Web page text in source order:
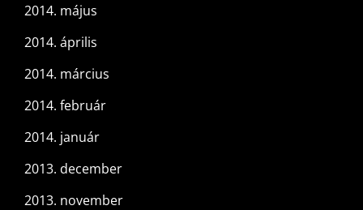
2014. május
2014. április
2014. március
2014. február
2014. január
2013. december
2013. november